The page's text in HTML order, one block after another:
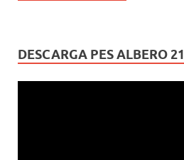
DESCARGA PES ALBERO 21